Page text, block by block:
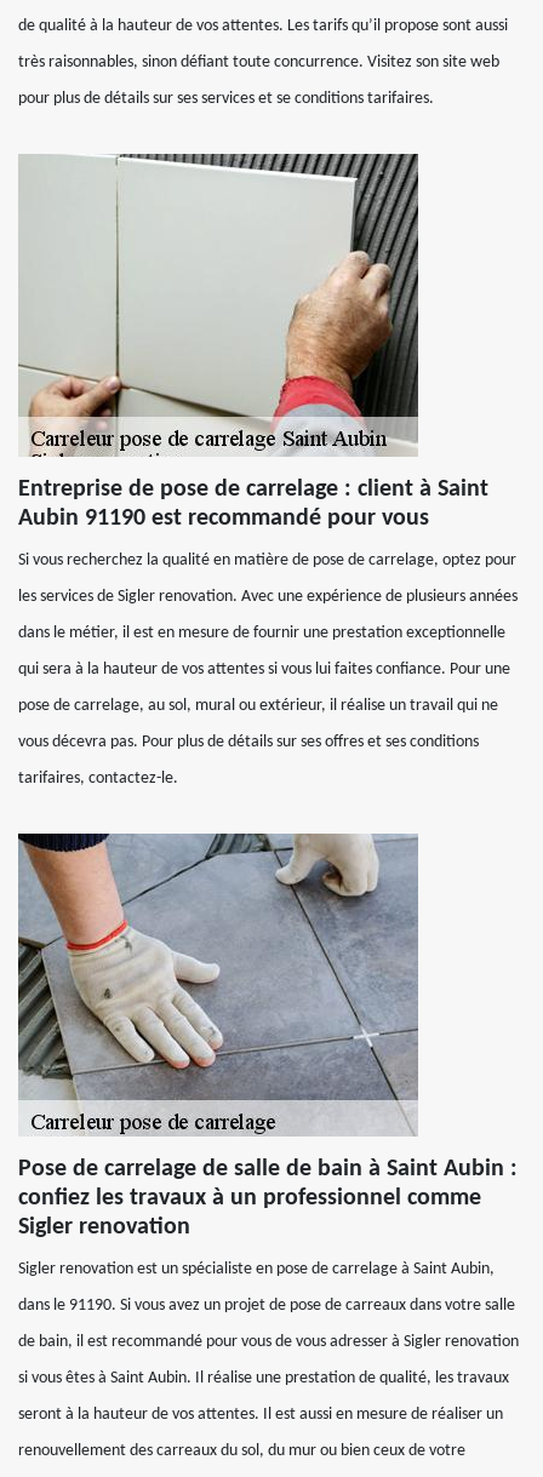
de qualité à la hauteur de vos attentes. Les tarifs qu’il propose sont aussi
très raisonnables, sinon défiant toute concurrence. Visitez son site web
pour plus de détails sur ses services et se conditions tarifaires.
Entreprise de pose de carrelage : client à Saint
Aubin 91190 est recommandé pour vous
Si vous recherchez la qualité en matière de pose de carrelage, optez pour
les services de Sigler renovation. Avec une expérience de plusieurs années
dans le métier, il est en mesure de fournir une prestation exceptionnelle
qui sera à la hauteur de vos attentes si vous lui faites confiance. Pour une
pose de carrelage, au sol, mural ou extérieur, il réalise un travail qui ne
vous décevra pas. Pour plus de détails sur ses offres et ses conditions
tarifaires, contactez-le.
Pose de carrelage de salle de bain à Saint Aubin :
confiez les travaux à un professionnel comme
Sigler renovation
Sigler renovation est un spécialiste en pose de carrelage à Saint Aubin,
dans le 91190. Si vous avez un projet de pose de carreaux dans votre salle
de bain, il est recommandé pour vous de vous adresser à Sigler renovation
si vous êtes à Saint Aubin. Il réalise une prestation de qualité, les travaux
seront à la hauteur de vos attentes. Il est aussi en mesure de réaliser un
renouvellement des carreaux du sol, du mur ou bien ceux de votre